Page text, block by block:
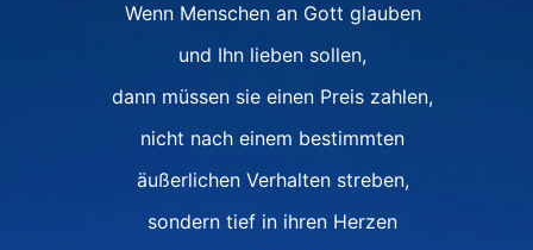
Wenn Menschen an Gott glauben
und Ihn lieben sollen,
dann müssen sie einen Preis zahlen,
nicht nach einem bestimmten
äußerlichen Verhalten streben,
sondern tief in ihren Herzen